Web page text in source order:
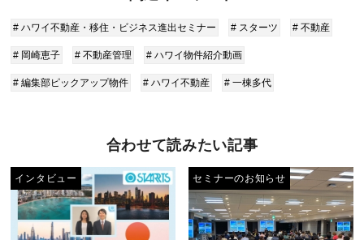
# ハワイ不動産・移住・ビジネス進出セミナー # スターツ # 不動産
# 岡崎恵子 # 不動産管理 # ハワイ物件紹介動画
# 編集部ピックアップ物件 # ハワイ不動産 # 一棟多代
合わせて読みたい記事
インタビュー セミナーのお知らせ